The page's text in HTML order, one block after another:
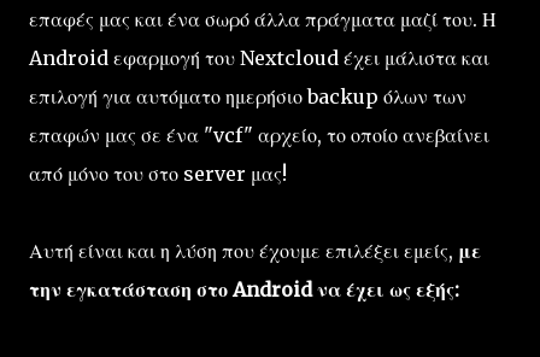
επαφές μας και ένα σωρό άλλα πράγματα μαζί του. Η
Android εφαρμογή του Nextcloud έχει μάλιστα και
επιλογή για αυτόματο ημερήσιο backup όλων των
επαφών μας σε ένα "vcf" αρχείο, το οποίο ανεβαίνει
από μόνο του στο server μας!
Αυτή είναι και η λύση που έχουμε επιλέξει εμείς, με
την εγκατάσταση στο Android να έχει ως εξής: